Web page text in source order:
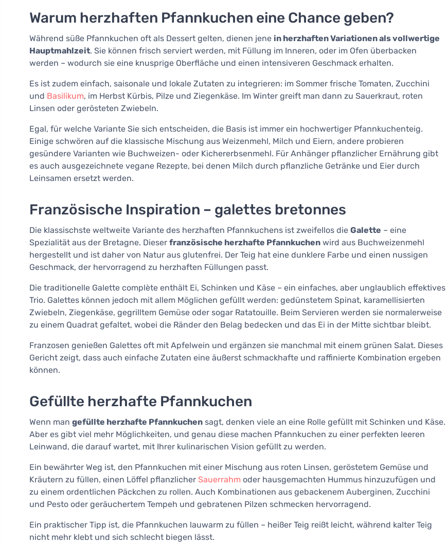
Warum herzhaften Pfannkuchen eine Chance geben?
Während süße Pfannkuchen oft als Dessert gelten, dienen jene in herzhaften Variationen als vollwertige
Hauptmahlzeit. Sie können frisch serviert werden, mit Füllung im Inneren, oder im Ofen überbacken
werden – wodurch sie eine knusprige Oberfläche und einen intensiveren Geschmack erhalten.
Es ist zudem einfach, saisonale und lokale Zutaten zu integrieren: im Sommer frische Tomaten, Zucchini
und Basilikum, im Herbst Kürbis, Pilze und Ziegenkäse. Im Winter greift man dann zu Sauerkraut, roten
Linsen oder gerösteten Zwiebeln.
Egal, für welche Variante Sie sich entscheiden, die Basis ist immer ein hochwertiger Pfannkuchenteig.
Einige schwören auf die klassische Mischung aus Weizenmehl, Milch und Eiern, andere probieren
gesündere Varianten wie Buchweizen- oder Kichererbsenmehl. Für Anhänger pflanzlicher Ernährung gibt
es auch ausgezeichnete vegane Rezepte, bei denen Milch durch pflanzliche Getränke und Eier durch
Leinsamen ersetzt werden.
Französische Inspiration – galettes bretonnes
Die klassischste weltweite Variante des herzhaften Pfannkuchens ist zweifellos die Galette – eine
Spezialität aus der Bretagne. Dieser französische herzhafte Pfannkuchen wird aus Buchweizenmehl
hergestellt und ist daher von Natur aus glutenfrei. Der Teig hat eine dunklere Farbe und einen nussigen
Geschmack, der hervorragend zu herzhaften Füllungen passt.
Die traditionelle Galette complète enthält Ei, Schinken und Käse – ein einfaches, aber unglaublich effektives
Trio. Galettes können jedoch mit allem Möglichen gefüllt werden: gedünstetem Spinat, karamellisierten
Zwiebeln, Ziegenkäse, gegrilltem Gemüse oder sogar Ratatouille. Beim Servieren werden sie normalerweise
zu einem Quadrat gefaltet, wobei die Ränder den Belag bedecken und das Ei in der Mitte sichtbar bleibt.
Franzosen genießen Galettes oft mit Apfelwein und ergänzen sie manchmal mit einem grünen Salat. Dieses
Gericht zeigt, dass auch einfache Zutaten eine äußerst schmackhafte und raffinierte Kombination ergeben
können.
Gefüllte herzhafte Pfannkuchen
Wenn man gefüllte herzhafte Pfannkuchen sagt, denken viele an eine Rolle gefüllt mit Schinken und Käse.
Aber es gibt viel mehr Möglichkeiten, und genau diese machen Pfannkuchen zu einer perfekten leeren
Leinwand, die darauf wartet, mit Ihrer kulinarischen Vision gefüllt zu werden.
Ein bewährter Weg ist, den Pfannkuchen mit einer Mischung aus roten Linsen, geröstetem Gemüse und
Kräutern zu füllen, einen Löffel pflanzlicher Sauerrahm oder hausgemachten Hummus hinzuzufügen und
zu einem ordentlichen Päckchen zu rollen. Auch Kombinationen aus gebackenem Auberginen, Zucchini
und Pesto oder geräuchertem Tempeh und gebratenen Pilzen schmecken hervorragend.
Ein praktischer Tipp ist, die Pfannkuchen lauwarm zu füllen – heißer Teig reißt leicht, während kalter Teig
nicht mehr klebt und sich schlecht biegen lässt.